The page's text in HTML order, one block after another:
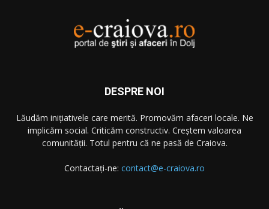
DESPRE NOI
Lăudăm iniţiativele care merită. Promovăm afaceri locale. Ne
implicăm social. Criticăm constructiv. Creştem valoarea
comunităţii. Totul pentru că ne pasă de Craiova.
Contactați-ne: contact@e-craiova.ro